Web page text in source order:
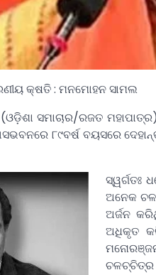
କ୍ଷତି : ମନମୋହନ ସାମଲ
ସମାଚାର/ରଜତ
୮୯ବର୍ଷ ବୟସରେ
ସ୍ୱର୍ଗତଃ
ଅନେକ
ଅର୍ଜନ
ଅଧିକୃତ
ଚଳଚ୍ଚିତ୍ର